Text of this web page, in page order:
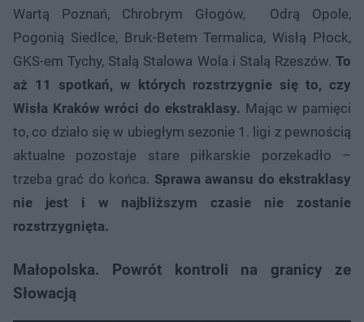
Wartą Poznań, Chrobrym Głogów, Odrą Opole,
Pogonią Siedlce, Bruk-Betem Termalica, Wisłą Płock,
GKS-em Tychy, Stalą Stalowa Wola i Stalą Rzeszów. To
aż 11 spotkań, w których rozstrzygnie się to, czy
Wisła Kraków wróci do ekstraklasy. Mając w pamięci
to, co działo się w ubiegłym sezonie 1. ligi z pewnością
aktualne pozostaje stare piłkarskie porzekadło –
trzeba grać do końca. Sprawa awansu do ekstraklasy
nie jest i w najbliższym czasie nie zostanie
rozstrzygnięta.
Małopolska. Powrót kontroli na granicy ze
Słowacją